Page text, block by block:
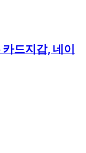
드지갑, 네이